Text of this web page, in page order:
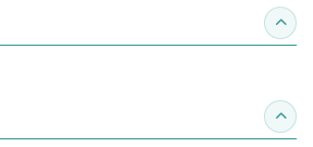
收合
收合